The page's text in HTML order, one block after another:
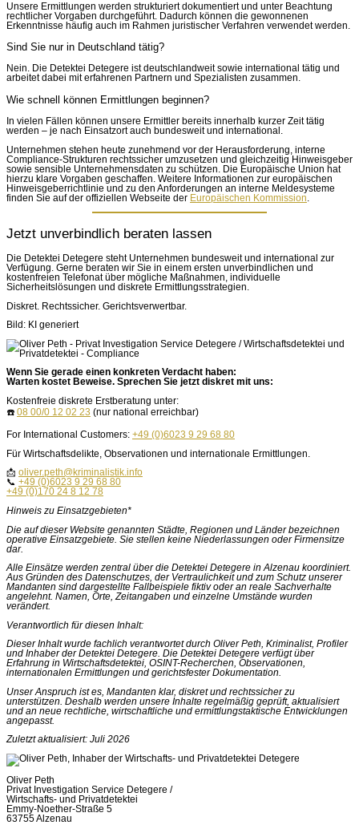
Unsere Ermittlungen werden strukturiert dokumentiert und unter Beachtung
rechtlicher Vorgaben durchgeführt. Dadurch können die gewonnenen
Erkenntnisse häufig auch im Rahmen juristischer Verfahren verwendet werden.
Sind Sie nur in Deutschland tätig?
Nein. Die Detektei Detegere ist deutschlandweit sowie international tätig und
arbeitet dabei mit erfahrenen Partnern und Spezialisten zusammen.
Wie schnell können Ermittlungen beginnen?
In vielen Fällen können unsere Ermittler bereits innerhalb kurzer Zeit tätig
werden – je nach Einsatzort auch bundesweit und international.
Unternehmen stehen heute zunehmend vor der Herausforderung, interne
Compliance-Strukturen rechtssicher umzusetzen und gleichzeitig Hinweisgeber
sowie sensible Unternehmensdaten zu schützen. Die Europäische Union hat
hierzu klare Vorgaben geschaffen. Weitere Informationen zur europäischen
Hinweisgeberrichtlinie und zu den Anforderungen an interne Meldesysteme
finden Sie auf der offiziellen Webseite der Europäischen Kommission
Jetzt unverbindlich beraten lassen
Die Detektei Detegere steht Unternehmen bundesweit und international zur
Verfügung. Gerne beraten wir Sie in einem ersten unverbindlichen und
kostenfreien Telefonat über mögliche Maßnahmen, individuelle
Sicherheitslösungen und diskrete Ermittlungsstrategien.
Diskret. Rechtssicher. Gerichtsverwertbar.
Bild: KI generiert
Wenn Sie gerade einen konkreten Verdacht haben:
Warten kostet Beweise. Sprechen Sie jetzt diskret mit uns:
Kostenfreie diskrete Erstberatung unter:
☎️ 08 00/0 12 02 23 (nur national erreichbar)
For International Customers: +49 (0)6023 9 29 68 80
Für Wirtschaftsdelikte, Observationen und internationale Ermittlungen.
📩 oliver.peth@kriminalistik.info
📞 +49 (0)6023 9 29 68 80
+49 (0)170 24 8 12 78
Hinweis zu Einsatzgebieten*
Die auf dieser Website genannten Städte, Regionen und Länder bezeichnen
operative Einsatzgebiete. Sie stellen keine Niederlassungen oder Firmensitze
dar.
Alle Einsätze werden zentral über die Detektei Detegere in Alzenau koordiniert.
Aus Gründen des Datenschutzes, der Vertraulichkeit und zum Schutz unserer
Mandanten sind dargestellte Fallbeispiele fiktiv oder an reale Sachverhalte
angelehnt. Namen, Orte, Zeitangaben und einzelne Umstände wurden
verändert.
Verantwortlich für diesen Inhalt:
Dieser Inhalt wurde fachlich verantwortet durch Oliver Peth, Kriminalist, Profiler
und Inhaber der Detektei Detegere. Die Detektei Detegere verfügt über
Erfahrung in Wirtschaftsdetektei, OSINT-Recherchen, Observationen,
internationalen Ermittlungen und gerichtsfester Dokumentation.
Unser Anspruch ist es, Mandanten klar, diskret und rechtssicher zu
unterstützen. Deshalb werden unsere Inhalte regelmäßig geprüft, aktualisiert
und an neue rechtliche, wirtschaftliche und ermittlungstaktische Entwicklungen
angepasst.
Zuletzt aktualisiert: Juli 2026
Oliver Peth
Privat Investigation Service Detegere /
Wirtschafts- und Privatdetektei
Emmy-Noether-Straße 5
63755 Alzenau